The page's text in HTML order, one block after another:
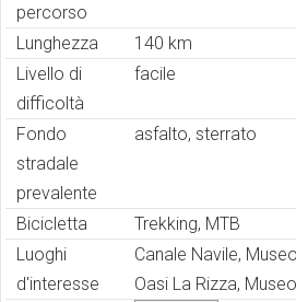
percorso
Lunghezza
140 km
Livello di
difficoltà
facile
Fondo
stradale
prevalente
asfalto, sterrato
Bicicletta
Trekking, MTB
Luoghi
d'interesse
Canale Navile,
Oasi La Rizza,